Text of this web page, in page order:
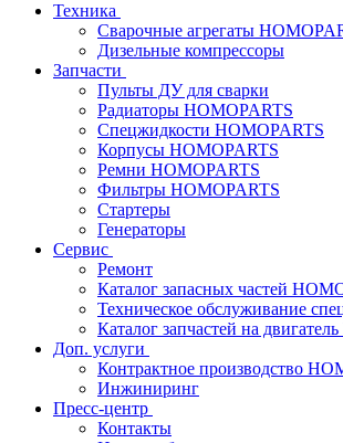
Техника
Сварочные агрегаты
Дизельные компрессоры
Запчасти
Пульты ДУ для сварки
Радиаторы HOMOPARTS
Спецжидкости HOMOPARTS
Корпусы HOMOPARTS
Ремни HOMOPARTS
Фильтры HOMOPARTS
Стартеры
Генераторы
Сервис
Ремонт
Каталог запасных частей
Техническое обслуживание
Каталог запчастей на
Доп. услуги
Контрактное производство
Инжиниринг
Пресс-центр
Контакты